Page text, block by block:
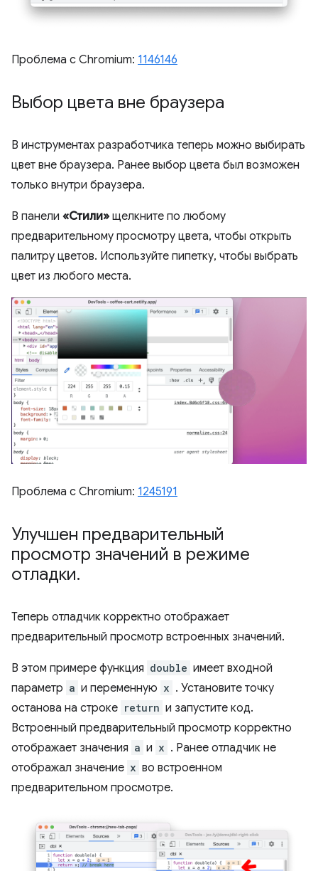
Проблема с Chromium: 1146146
Выбор цвета вне браузера
В инструментах разработчика теперь можно выбирать
цвет вне браузера. Ранее выбор цвета был возможен
только внутри браузера.
В панели «Стили» щелкните по любому
предварительному просмотру цвета, чтобы открыть
палитру цветов. Используйте пипетку, чтобы выбрать
цвет из любого места.
Проблема с Chromium: 1245191
Улучшен предварительный
просмотр значений в режиме
отладки.
Теперь отладчик корректно отображает
предварительный просмотр встроенных значений.
В этом примере функция double имеет входной
параметр a и переменную x . Установите точку
останова на строке return и запустите код.
Встроенный предварительный просмотр корректно
отображает значения a и x . Ранее отладчик не
отображал значение x во встроенном
предварительном просмотре.